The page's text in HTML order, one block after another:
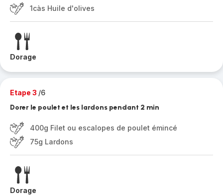
1càs Huile d'olives
Dorage
Etape 3 /6
Dorer le poulet et les lardons pendant 2 min
400g Filet ou escalopes de poulet émincé
75g Lardons
Dorage